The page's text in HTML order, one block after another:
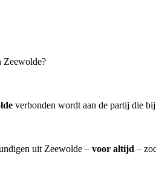
Zeewolde?
verbonden wordt aan de partij die bij
uit Zeewolde – voor altijd –